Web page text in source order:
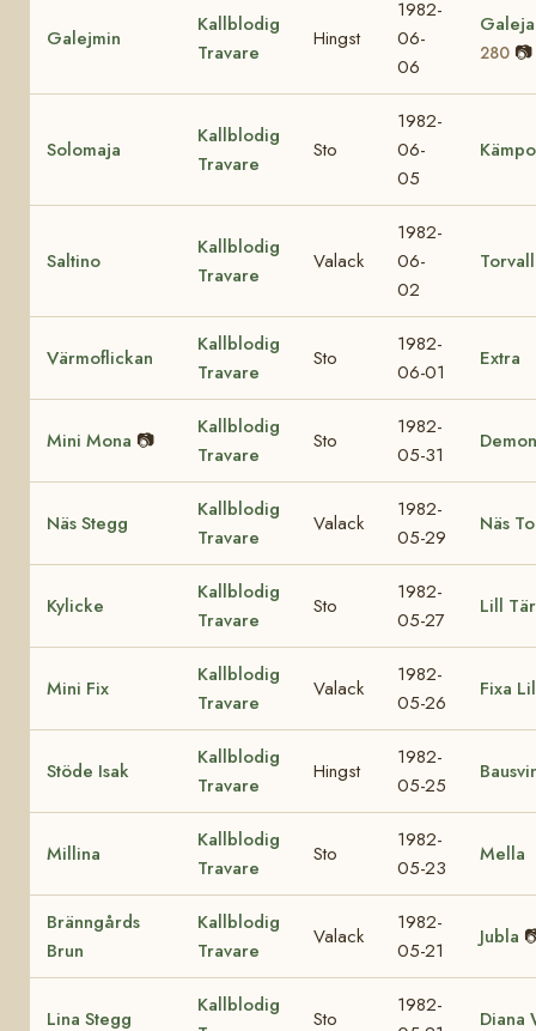
Galejmin
Kallblodig
Travare
Hingst
1982-
06-
06
280 📷
Solomaja
Kallblodig
Travare
Sto
1982-
06-
05
Saltino
Kallblodig
Travare
Valack
1982-
06-
02
Värmoflickan
Kallblodig
Travare
Sto
1982-
06-01
Extra
Mini Mona 📷
Kallblodig
Travare
Sto
1982-
05-31
Näs Stegg
Kallblodig
Travare
Valack
1982-
05-29
Näs
Kylicke
Kallblodig
Travare
Sto
1982-
05-27
Lill
Mini Fix
Kallblodig
Travare
Valack
1982-
05-26
Fixa
Stöde Isak
Kallblodig
Travare
Hingst
1982-
05-25
Millina
Kallblodig
Travare
Sto
1982-
05-23
Mella
Bränngårds
Brun
Kallblodig
Travare
Valack
1982-
05-21
Jubla
Lina Stegg
Kallblodig
Sto
1982-
Diana